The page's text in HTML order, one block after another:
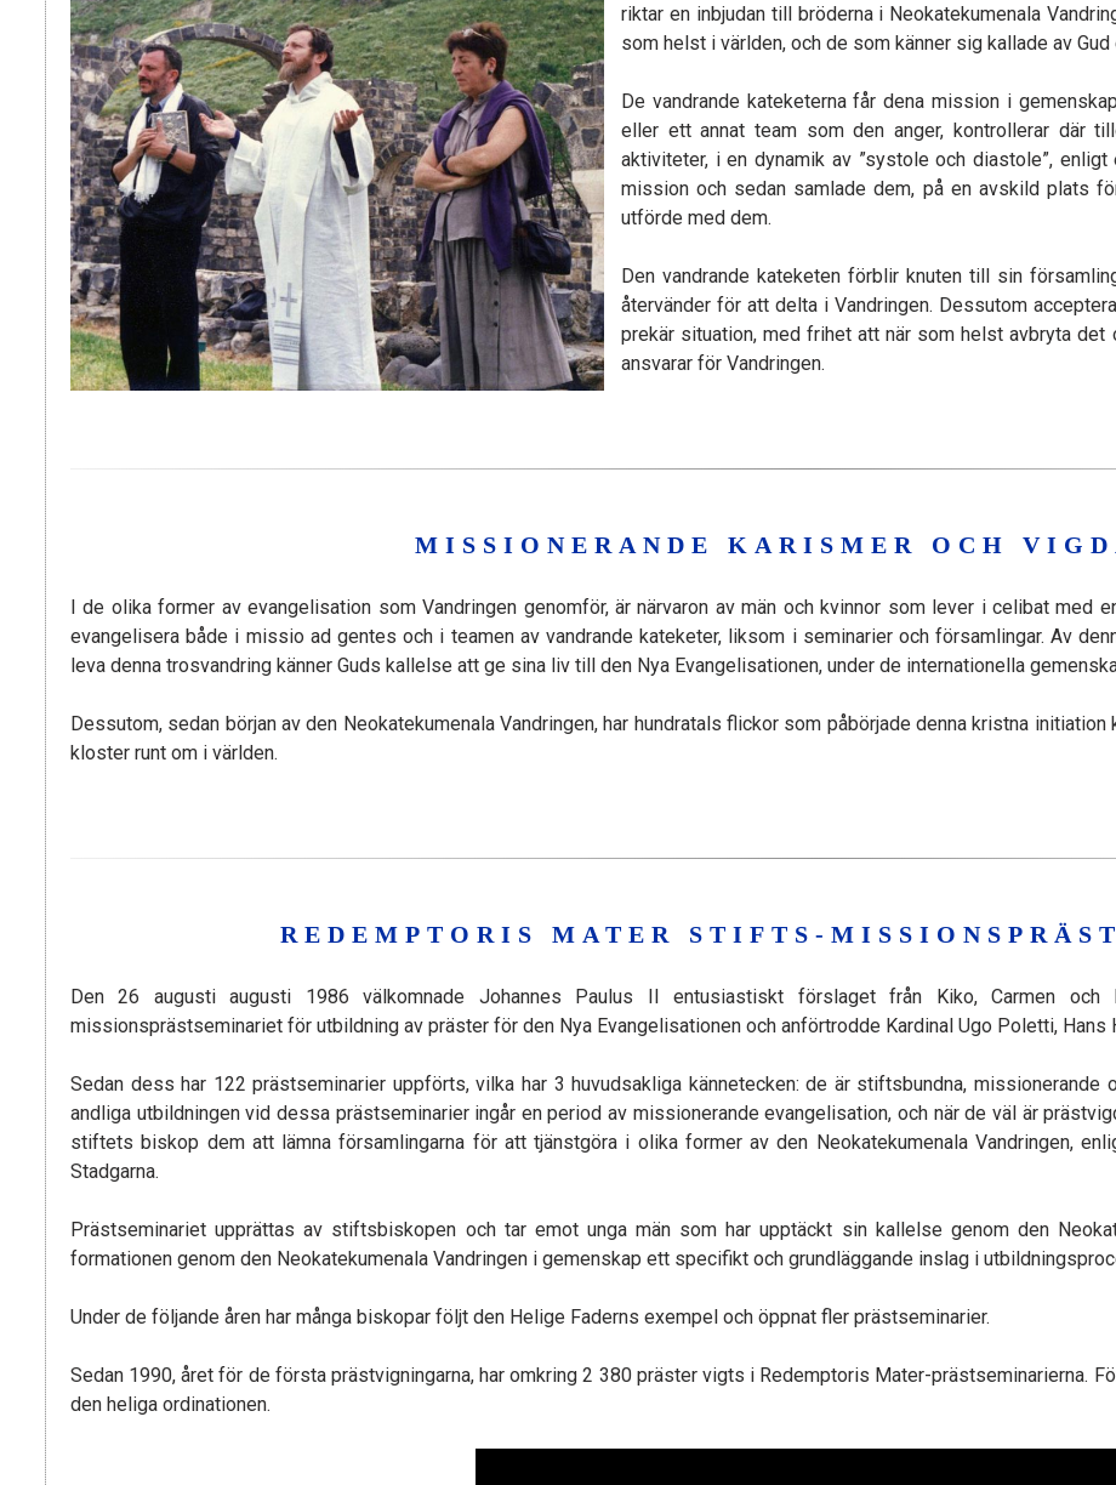
riktar en inbjudan till bröderna i Neokatekumenala
som helst i världen, och de som känner sig kallade av
De vandrande kateketerna får dena mission i
eller ett annat team som den anger, kontrollerar där
aktiviteter, i en dynamik av ”systole och diastole”,
mission och sedan samlade dem, på en avskild plats
utförde med dem.
Den vandrande kateketen förblir knuten till sin
återvänder för att delta i Vandringen. Dessutom
prekär situation, med frihet att när som helst avbryta det
ansvarar för Vandringen.
MISSIONERANDE KARISMER OCH
I de olika former av evangelisation som Vandringen genomför, är närvaron av män och kvinnor som lever i celibat
evangelisera både i missio ad gentes och i teamen av vandrande kateketer, liksom i seminarier och församlingar. Av
leva denna trosvandring känner Guds kallelse att ge sina liv till den Nya Evangelisationen, under de internationella
Dessutom, sedan början av den Neokatekumenala Vandringen, har hundratals flickor som påbörjade denna kristna
kloster runt om i världen.
REDEMPTORIS MATER STIFTS-
Den 26 augusti augusti 1986 välkomnade Johannes Paulus II entusiastiskt förslaget från Kiko, Carmen
missionsprästseminariet för utbildning av präster för den Nya Evangelisationen och anförtrodde Kardinal Ugo Poletti, Hans
Sedan dess har 122 prästseminarier uppförts, vilka har 3 huvudsakliga kännetecken: de är stiftsbundna, missionerande
andliga utbildningen vid dessa prästseminarier ingår en period av missionerande evangelisation, och när de väl är
stiftets biskop dem att lämna församlingarna för att tjänstgöra i olika former av den Neokatekumenala Vandringen,
Stadgarna.
Prästseminariet upprättas av stiftsbiskopen och tar emot unga män som har upptäckt sin kallelse genom den
formationen genom den Neokatekumenala Vandringen i gemenskap ett specifikt och grundläggande inslag i
Under de följande åren har många biskopar följt den Helige Faderns exempel och öppnat fler prästseminarier.
Sedan 1990, året för de första prästvigningarna, har omkring 2 380 präster vigts i Redemptoris Mater-prästseminarierna.
den heliga ordinationen.